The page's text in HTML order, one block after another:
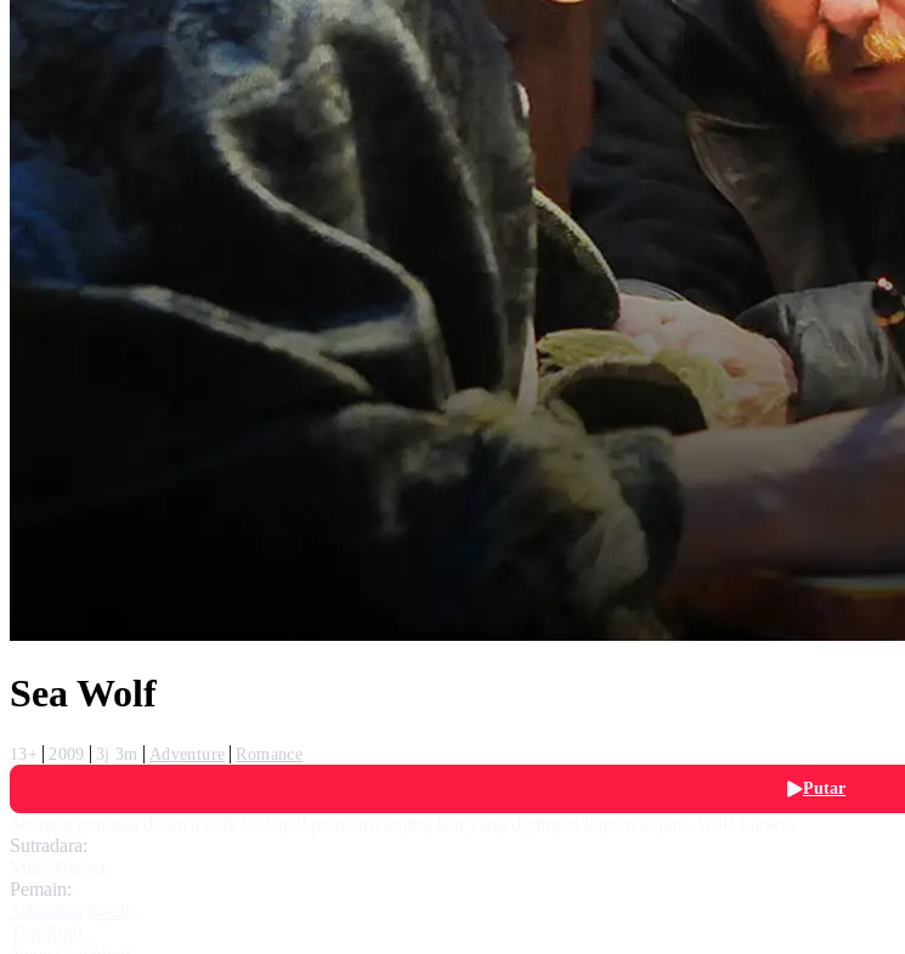
Sea Wolf
13+ 2009 3j 3m Adventure
Romance
Putar
Sutradara:
Pemain: